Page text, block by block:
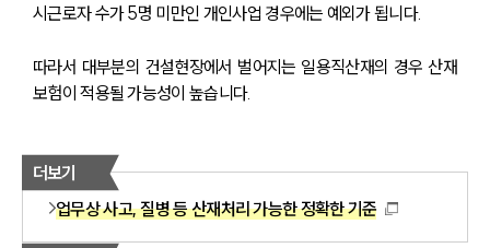
시근로자 수가 5명 미만인 개인사업 경우에는 예외가 됩니다.
따라서 대부분의 건설현장에서 벌어지는 일용직산재의 경우 산재
보험이 적용될 가능성이 높습니다.
더보기
업무상 사고, 질병 등 산재처리 가능한 정확한 기준